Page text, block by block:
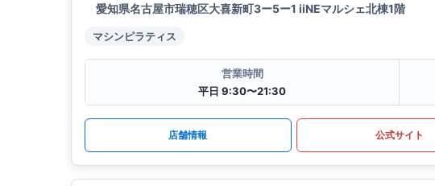
愛知県名古屋市瑞穂区大喜新町3ー5ー1 iiNEマルシェ北棟1階
マシンピラティス
営業時間
平日 9:30〜21:30
店舗情報 公式サイト